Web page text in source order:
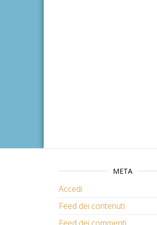
META
Accedi
Feed dei contenuti